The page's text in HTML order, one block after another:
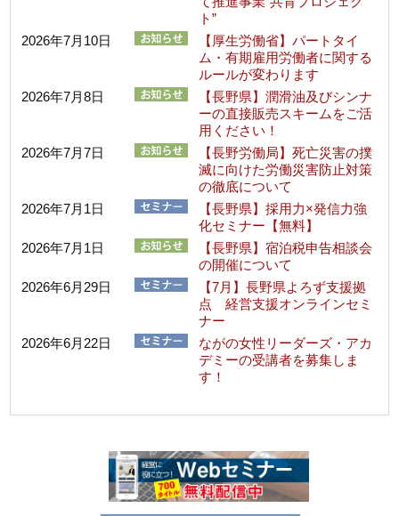
ト”
2026年7月10日
【厚生労働省】パートタイ
ム・有期雇用労働者に関する
ルールが変わります
2026年7月8日
【長野県】潤滑油及びシンナ
ーの直接販売スキームをご活
用ください！
2026年7月7日
【長野労働局】死亡災害の撲
滅に向けた労働災害防止対策
の徹底について
2026年7月1日
【長野県】採用力×発信力強
化セミナー【無料】
2026年7月1日
【長野県】宿泊税申告相談会
の開催について
2026年6月29日
【7月】長野県よろず支援拠
点 経営支援オンラインセミ
ナー
2026年6月22日
ながの女性リーダーズ・アカ
デミーの受講者を募集しま
す！